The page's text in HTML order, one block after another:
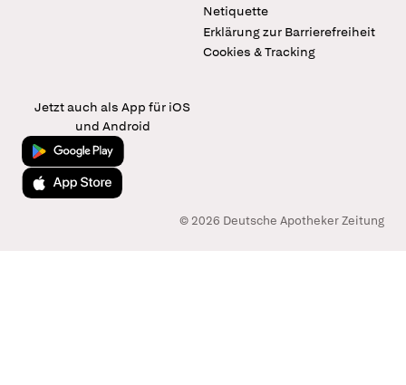
Netiquette
Erklärung zur Barrierefreiheit
Cookies & Tracking
Jetzt auch als App für iOS
und Android
Jetzt bei Google Play
Laden im App Store
© 2026 Deutsche Apotheker Zeitung